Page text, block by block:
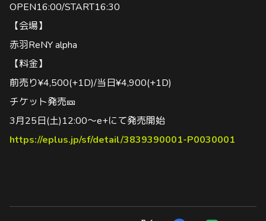
OPEN16:00/START16:30
【会場】
赤羽ReNY alpha
【料金】
前売り¥4,500(+1D)/当日¥4,900(+1D)
チケット発売🎫
3月25日(土)12:00〜e+にて発売開始
https://eplus.jp/sf/detail/3839390001-P0030001